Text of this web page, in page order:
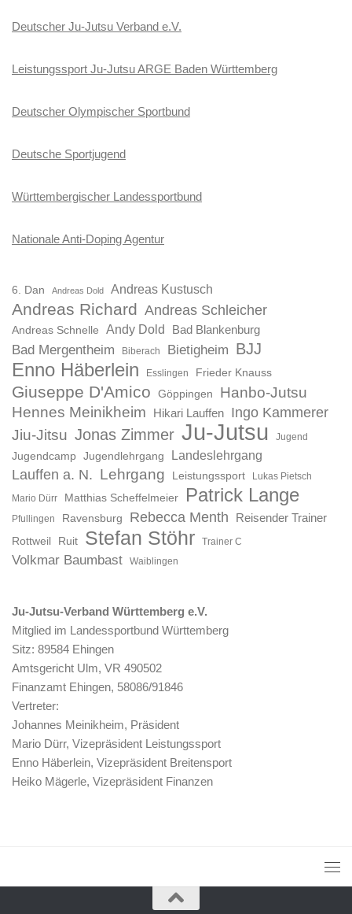
Deutscher Ju-Jutsu Verband e.V.
Leistungssport Ju-Jutsu ARGE Baden Württemberg
Deutscher Olympischer Sportbund
Deutsche Sportjugend
Württembergischer Landessportbund
Nationale Anti-Doping Agentur
6. Dan Andreas Dold Andreas Kustusch
Andreas Richard Andreas Schleicher
Andreas Schnelle Andy Dold Bad Blankenburg
Bad Mergentheim Biberach Bietigheim BJJ
Enno Häberlein Esslingen Frieder Knauss
Giuseppe D'Amico Göppingen
Hanbo-Jutsu
Hennes Meinikheim
Hikari Lauffen Ingo Kammerer
Jiu-Jitsu Jonas Zimmer Ju-Jutsu Jugend
Jugendcamp Jugendlehrgang Landeslehrgang
Lauffen a. N. Lehrgang Leistungssport
Lukas Pietsch
Mario Dürr
Matthias Scheffelmeier Patrick Lange
Pfullingen Ravensburg Rebecca Menth Reisender Trainer
Rottweil Ruit Stefan Stöhr Trainer C
Volkmar Baumbast Waiblingen
Ju-Jutsu-Verband Württemberg e.V.
Mitglied im Landessportbund Württemberg
Sitz: 89584 Ehingen
Amtsgericht Ulm, VR 490502
Finanzamt Ehingen, 58086/91846
Vertreter:
Johannes Meinikheim, Präsident
Mario Dürr, Vizepräsident Leistungssport
Enno Häberlein, Vizepräsident Breitensport
Heiko Mägerle, Vizepräsident Finanzen